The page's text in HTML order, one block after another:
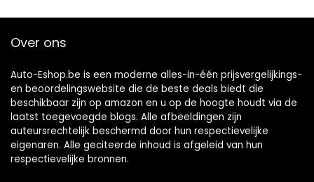
Over ons
Auto-Eshop.be is een moderne alles-in-één prijsvergelijkings-
en beoordelingswebsite die de beste deals biedt die
beschikbaar zijn op amazon en u op de hoogte houdt via de
laatst toegevoegde blogs. Alle afbeeldingen zijn
auteursrechtelijk beschermd door hun respectievelijke
eigenaren. Alle geciteerde inhoud is afgeleid van hun
respectievelijke bronnen.